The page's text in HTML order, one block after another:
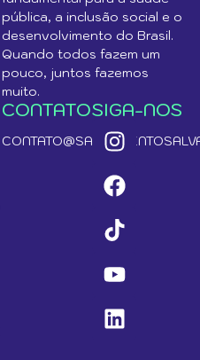
pública, a inclusão social e o
desenvolvimento do Brasil.
Quando todos fazem um
pouco, juntos fazemos
muito.
CONTATOSIGA-NOS